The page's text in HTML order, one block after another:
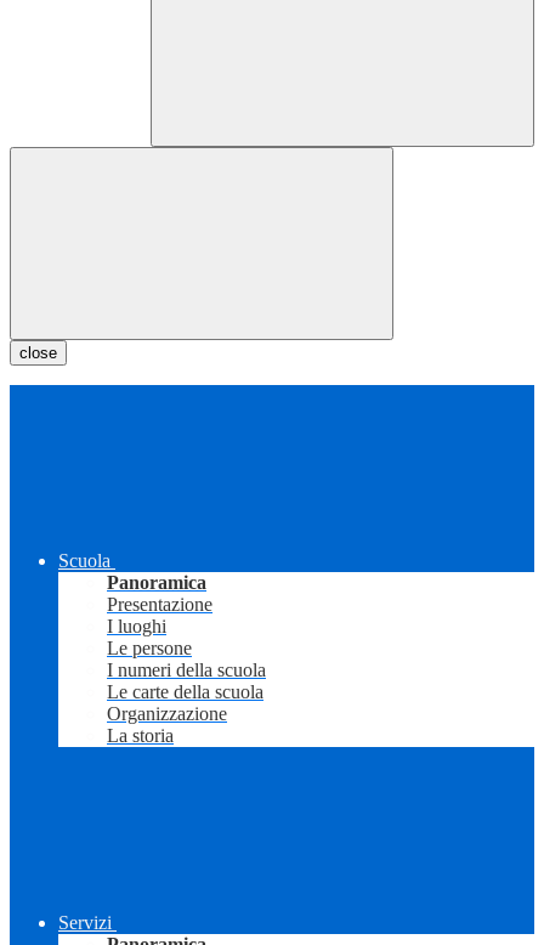
close
Scuola
Panoramica
Presentazione
I luoghi
Le persone
I numeri della scuola
Le carte della scuola
Organizzazione
La storia
Servizi